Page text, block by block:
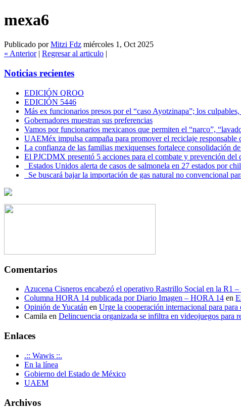
mexa6
Publicado porMitzi Fdz miércoles 1, Oct 2025
« Anterior| Regresar al articulo
Noticias recientes
EDICIÓN QROO
EDICIÓN 5446
Más ex funcionarios presos por el “caso Ayotzinapa”; los
Gobernadores muestran sus preferencias
Vamos por funcionarios mexicanos que permiten el “narco”,
UAEMéx impulsa campaña para promover el reciclaje responsable
La confianza de las familias mexiquenses fortalece consolidación
El PJCDMX presentó 5 acciones para el combate y prevención
Estados Unidos alerta de casos de salmonela en 27 estados por
Se buscará bajar la importación de gas natural no convencional
Comentarios
Azucena Cisneros encabezó el operativo Rastrillo Social en la R1
Columna HORA 14 publicada por Diario Imagen – HORA 14 en
Opinión de Yucatán en Urge la cooperación internacional para
Camila en Delincuencia organizada se infiltra en videojuegos para
Enlaces
.:: Wawis ::.
En la línea
Gobierno del Estado de México
UAEM
Archivos